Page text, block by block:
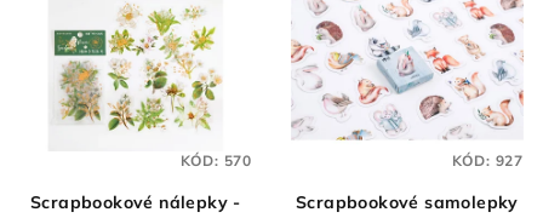
Scrapbookové nálepky -
KÓD: 570
Scrapbookové samolepky
KÓD: 927